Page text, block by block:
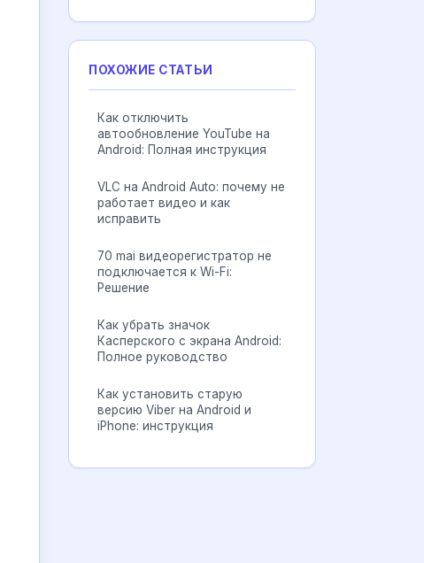
ПОХОЖИЕ СТАТЬИ
Как отключить
автообновление YouTube на
Android: Полная инструкция
VLC на Android Auto: почему не
работает видео и как
исправить
70 mai видеорегистратор не
подключается к Wi-Fi:
Решение
Как убрать значок
Касперского с экрана Android:
Полное руководство
Как установить старую
версию Viber на Android и
iPhone: инструкция